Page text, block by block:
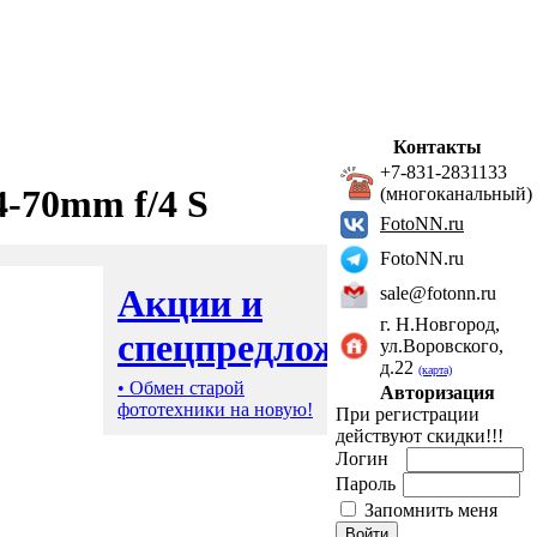
70mm f/4 S
Акции и
спецпредложения
• Обмен старой
фототехники на новую!
Контакты
+7-831-2831133
(многоканальный)
FotoNN.ru
FotoNN.ru
sale@fotonn.ru
г. Н.Новгород,
ул.Воровского,
д.22 (карта)
Авторизация
При регистрации
действуют скидки!!!
Логин
Пароль
Запомнить меня